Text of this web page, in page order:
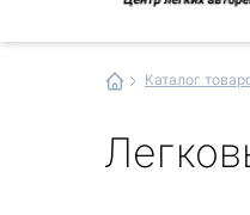
Каталог